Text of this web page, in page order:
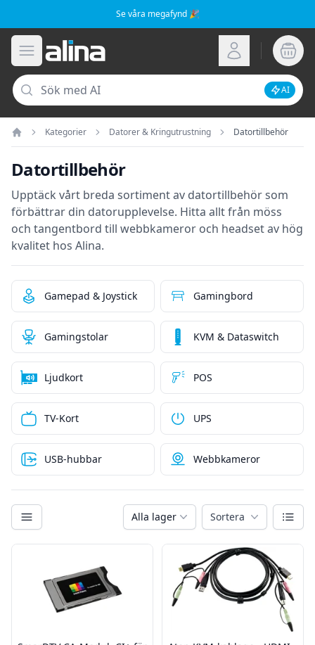
Se våra megafynd 🎉
Öppna meny
Alina.se Logga in
Sök
AI
Hem
Kategorier Datorer & Kringutrustning Datortillbehör
Datortillbehör
Upptäck vårt breda sortiment av datortillbehör som
förbättrar din datorupplevelse. Hitta allt från möss
och tangentbord till webbkameror och headset av hög
kvalitet hos Alina.
Gamepad & Joystick Gamingbord
Gamingstolar KVM & Dataswitch
Ljudkort POS
TV-Kort UPS
USB-hubbar Webbkameror
Kategorier Alla lager Sortera Växla
Filter
Produkter